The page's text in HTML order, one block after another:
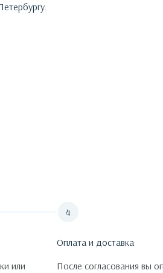
или
Оплата и доставка
После согласования вы